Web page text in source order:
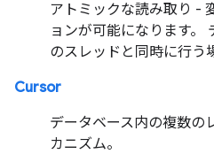
アトミックな読み取り -
ョンが可能になります。
のスレッドと同時に行う
Cursor
データベース内の複数の
カニズム。